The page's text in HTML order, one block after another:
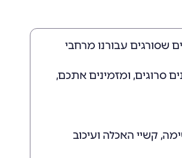
שסורגים עבורנו מרחבי
סרוגים, ומזמינים אתכם,
קשיי האכלה ועיכוב